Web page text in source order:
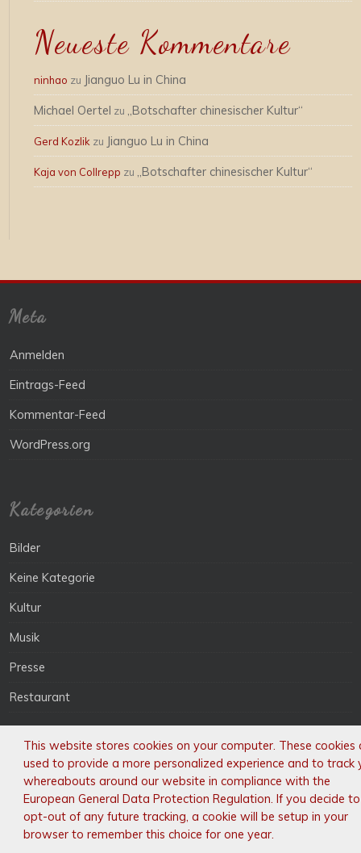
Neueste Kommentare
ninhao zu Jianguo Lu in China
Michael Oertel zu „Botschafter chinesischer Kultur“
Gerd Kozlik zu Jianguo Lu in China
Kaja von Collrepp zu „Botschafter chinesischer Kultur“
Meta
Anmelden
Eintrags-Feed
Kommentar-Feed
WordPress.org
Kategorien
Bilder
Keine Kategorie
Kultur
Musik
Presse
Restaurant
„Wenn ein Chinese Sie herzlich willkommen heißt,
begrüßt er Sie mit den Worten: „Nin Hao“
This website stores cookies on your computer. These cookies
used to provide a more personalized experience and to track
whereabouts around our website in compliance with the
European General Data Protection Regulation. If you decide
opt-out of any future tracking, a cookie will be setup in your
browser to remember this choice for one year.